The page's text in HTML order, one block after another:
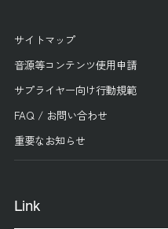
サイトマップ
音源等コンテンツ使用申請
サプライヤー向け行動規範
FAQ / お問い合わせ
重要なお知らせ
Link